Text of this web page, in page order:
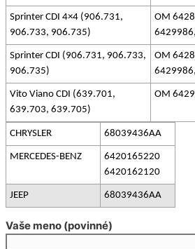
Sprinter CDI 4×4 (906.731,
906.733, 906.735)
OM
Sprinter CDI (906.731, 906.733,
906.735)
OM
Vito Viano CDI (639.701,
639.703, 639.705)
OM
CHRYSLER 68039436AA
MERCEDES-BENZ
6420165220
6420162120
JEEP 68039436AA
Vaše meno (povinné)